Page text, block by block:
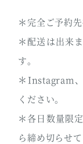
＊完全ご予約
＊配送は出来
す。
＊Instagram
ください。
＊各日数量限
ら締め切らせ